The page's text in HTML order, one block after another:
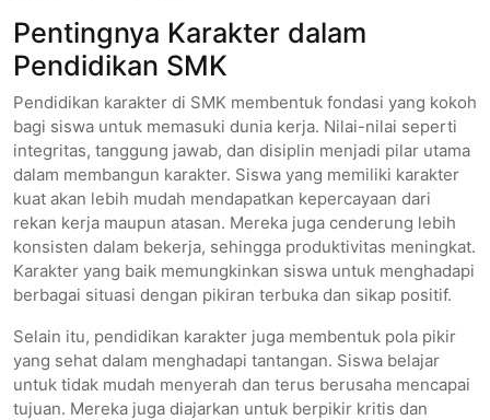
Pentingnya Karakter dalam
Pendidikan SMK
Pendidikan karakter di SMK membentuk fondasi yang kokoh
bagi siswa untuk memasuki dunia kerja. Nilai-nilai seperti
integritas, tanggung jawab, dan disiplin menjadi pilar utama
dalam membangun karakter. Siswa yang memiliki karakter
kuat akan lebih mudah mendapatkan kepercayaan dari
rekan kerja maupun atasan. Mereka juga cenderung lebih
konsisten dalam bekerja, sehingga produktivitas meningkat.
Karakter yang baik memungkinkan siswa untuk menghadapi
berbagai situasi dengan pikiran terbuka dan sikap positif.
Selain itu, pendidikan karakter juga membentuk pola pikir
yang sehat dalam menghadapi tantangan. Siswa belajar
untuk tidak mudah menyerah dan terus berusaha mencapai
tujuan. Mereka juga diajarkan untuk berpikir kritis dan